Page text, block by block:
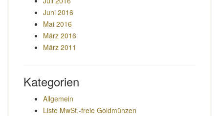
Juni 2016
Mai 2016
März 2016
März 2011
Kategorien
Allgemein
Liste MwSt.-freie Goldmünzen